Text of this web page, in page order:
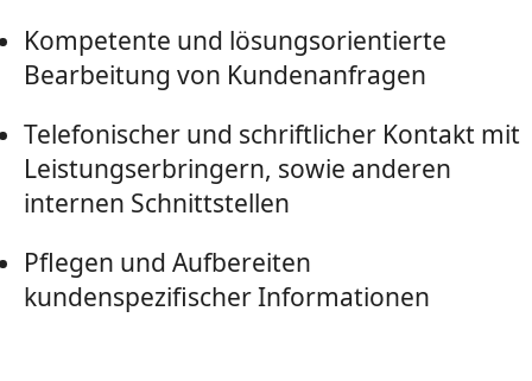
Kompetente und lösungsorientierte
Bearbeitung von Kundenanfragen
Telefonischer und schriftlicher Kontakt mit
Leistungserbringern, sowie anderen
internen Schnittstellen
Pflegen und Aufbereiten
kundenspezifischer Informationen